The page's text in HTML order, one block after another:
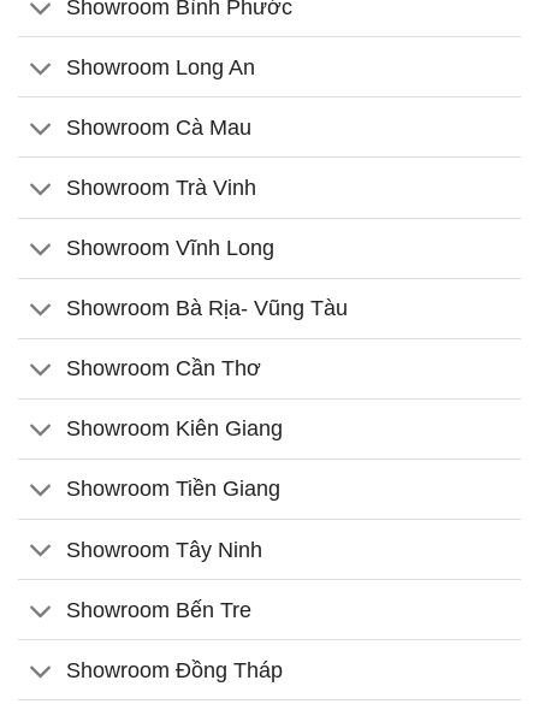
Showroom Bình Phước
Showroom Long An
Showroom Cà Mau
Showroom Trà Vinh
Showroom Vĩnh Long
Showroom Bà Rịa- Vũng Tàu
Showroom Cần Thơ
Showroom Kiên Giang
Showroom Tiền Giang
Showroom Tây Ninh
Showroom Bến Tre
Showroom Đồng Tháp